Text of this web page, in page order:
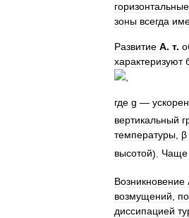
горизонтальные
зоны всегда
Развитие А. т.
характеризуют
где g —
вертикальный
температуры β
высотой). Чаще
Возникновение
возмущений,
диссипацией